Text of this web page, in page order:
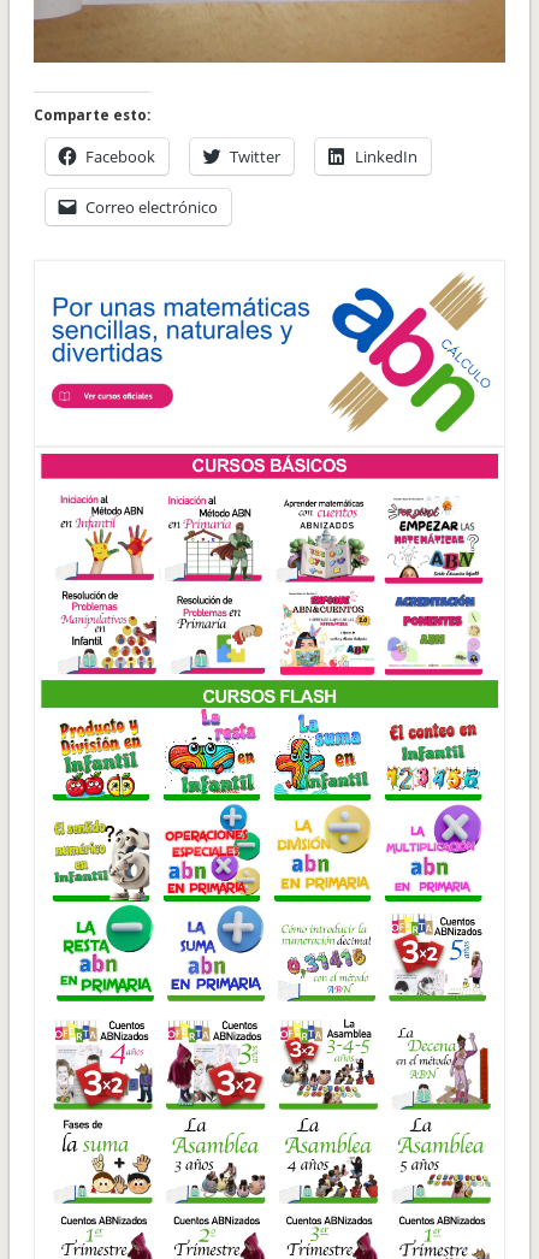
Comparte esto:
Facebook Twitter LinkedIn
Correo electrónico